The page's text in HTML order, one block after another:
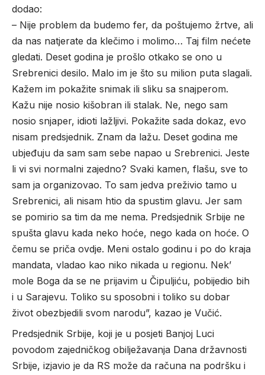
dodao:
– Nije problem da budemo fer, da poštujemo žrtve, ali
da nas natjerate da klečimo i molimo… Taj film nećete
gledati. Deset godina je prošlo otkako se ono u
Srebrenici desilo. Malo im je što su milion puta slagali.
Kažem im pokažite snimak ili sliku sa snajperom.
Kažu nije nosio kišobran ili stalak. Ne, nego sam
nosio snjaper, idioti lažljivi. Pokažite sada dokaz, evo
nisam predsjednik. Znam da lažu. Deset godina me
ubjeđuju da sam sam sebe napao u Srebrenici. Jeste
li vi svi normalni zajedno? Svaki kamen, flašu, sve to
sam ja organizovao. To sam jedva preživio tamo u
Srebrenici, ali nisam htio da spustim glavu. Jer sam
se pomirio sa tim da me nema. Predsjednik Srbije ne
spušta glavu kada neko hoće, nego kada on hoće. O
čemu se priča ovdje. Meni ostalo godinu i po do kraja
mandata, vladao kao niko nikada u regionu. Nek’
mole Boga da se ne prijavim u Čipuljiću, pobijedio bih
i u Sarajevu. Toliko su sposobni i toliko su dobar
život obezbjedili svom narodu”, kazao je Vučić.
Predsjednik Srbije, koji je u posjeti Banjoj Luci
povodom zajedničkog obilježavanja Dana državnosti
Srbije, izjavio je da RS može da računa na podršku i